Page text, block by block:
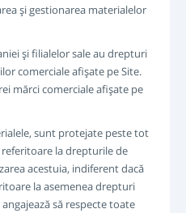
şi gestionarea materialelor
şi filialelor sale au drepturi
comerciale afişate pe Site.
mărci comerciale afişate pe
sunt protejate peste tot
la drepturile de
acestuia, indiferent dacă
la asemenea drepturi
să respecte toate